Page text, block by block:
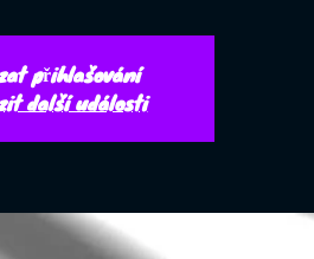
přihlašování
další události